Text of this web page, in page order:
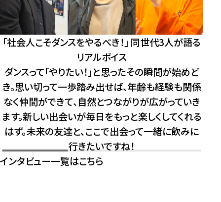
「社会人こそダンスをやるべき！」 同世代3人が語る
リアルボイス
ダンスって「やりたい！」と思ったその瞬間が始めど
き。思い切って一歩踏み出せば、年齢も経験も関係
なく仲間ができて、自然とつながりが広がっていき
ます。新しい出会いが毎日をもっと楽しくしてくれる
はず。未来の友達と、ここで出会って一緒に飲みに
行きたいですね！
インタビュー一覧はこちら